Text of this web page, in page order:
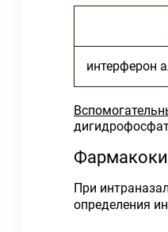
интерферон
При
определения